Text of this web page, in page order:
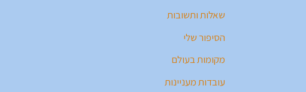
שאלות ותשובות
הסיפור שלי
מקומות בעולם
עובדות מעניינות